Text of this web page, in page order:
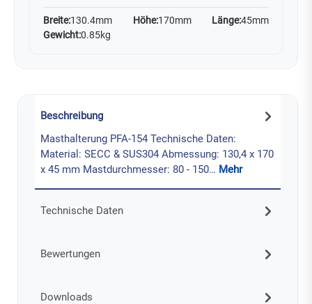
Breite:130.4mm Höhe:170mm Länge:45mm
Gewicht:0.85kg
Beschreibung
Masthalterung PFA-154 Technische Daten:
Material: SECC & SUS304 Abmessung: 130,4 x 170
x 45 mm Mastdurchmesser: 80 - 150… Mehr
Technische Daten
Bewertungen
Downloads